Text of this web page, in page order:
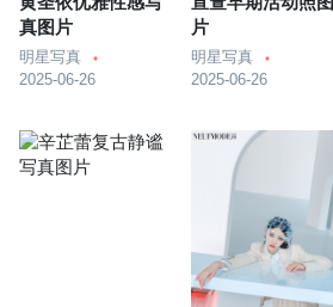
真图片
明星写真
2025-06-26
片
明星写真
2025-06-26